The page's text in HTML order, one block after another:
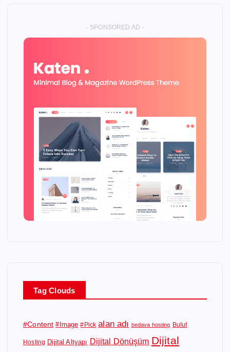
- SPONSORED AD -
Tag Clouds
#Content #Image #Pick alan adı bedava hosting Bulut
Hosting Dijital Altyapı Dijital Dönüşüm Dijital